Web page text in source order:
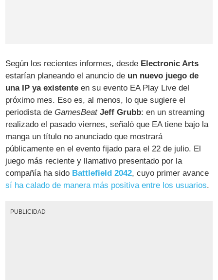
Según los recientes informes, desde Electronic Arts
estarían planeando el anuncio de un nuevo juego de
una IP ya existente en su evento EA Play Live del
próximo mes. Eso es, al menos, lo que sugiere el
periodista deGamesBeat Jeff Grubb: en un streaming
realizado el pasado viernes, señaló que EA tiene bajo la
manga un título no anunciado que mostrará
públicamente en el evento fijado para el 22 de julio. El
juego más reciente y llamativo presentado por la
compañía ha sido Battlefield 2042, cuyo primer avance
sí ha calado de manera más positiva entre los usuarios.
PUBLICIDAD